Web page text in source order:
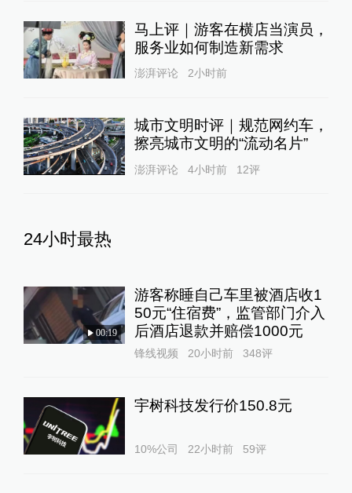
马上评｜游客在横店当演员，
服务业如何制造新需求
澎湃评论 2小时前
城市文明时评｜规范网约车，
擦亮城市文明的“流动名片”
澎湃评论 4小时前 12评
24小时最热
00:19
游客称睡自己车里被酒店收1
50元“住宿费”，监管部门介入
后酒店退款并赔偿1000元
锋线视频 20小时前 348评
宇树科技发行价150.8元
10%公司 22小时前 59评